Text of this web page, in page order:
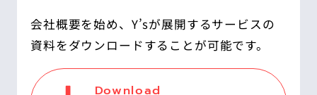
会社概要を始め、Y’sが展開するサービスの
資料をダウンロードすることが可能です。
Download